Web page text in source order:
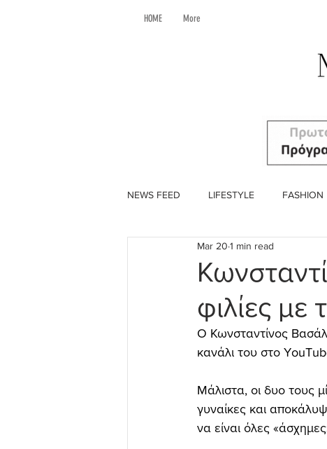
HOME More
NEWS FEED LIFESTYLE FASHION
φιλίες με
Mar 20 1 min read
Ο Κωνσταντίνος
κανάλι του στο
Μάλιστα, οι δυο τους
γυναίκες και
να είναι όλες